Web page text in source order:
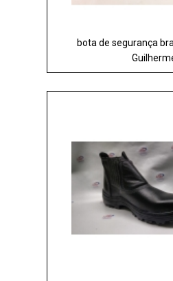
bota de segurança